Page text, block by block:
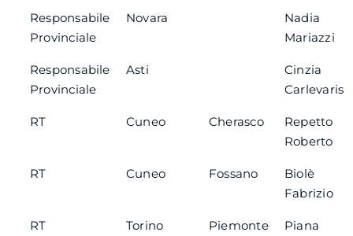
Responsabile
Provinciale
Novara
Nadia
Mariazzi
Responsabile
Provinciale
Asti
Cinzia
Carlevaris
RT Cuneo Cherasco
Repetto
Roberto
RT Cuneo Fossano
Biolè
Fabrizio
RT Torino Piemonte
Piana